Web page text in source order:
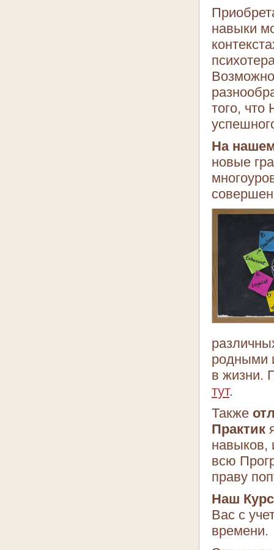
навыки
того,
На
новые
родными
в жизни.
тут.
Также
Практик
навыков,
всю
праву
Наш
Вас с
времени.